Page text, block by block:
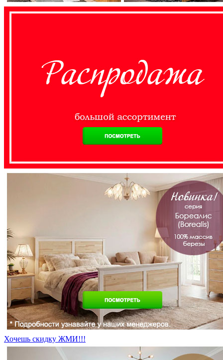
Хочешь скидку ЖМИ!!!